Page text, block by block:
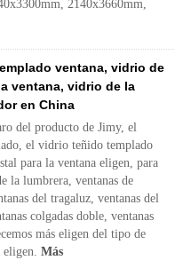
2140x3660mm,
ventana, vidrio de
ventana, vidrio de la
en China
del producto de Jimy, el
el vidrio teñido templado
para la ventana eligen, para
la lumbrera, ventanas de
del tragaluz, ventanas del
colgadas doble, ventanas
más eligen del tipo de
eligen. Más